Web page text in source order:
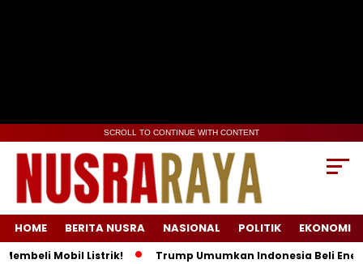
SCROLL TO CONTINUE WITH CONTENT
HOME BERITA NUSRA NASIONAL POLITIK EKONOMI
Mobil Listrik! Trump Umumkan Indonesia Beli Energi &